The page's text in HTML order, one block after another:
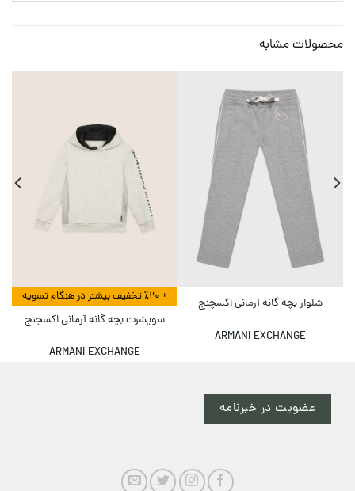
محصولات مشابه
شلوار بچه گانه آرمانی اکسچنج
ARMANI EXCHANGE
+ ٪۲۰ تخفیف بیشتر در هنگام تسویه
سویشرت بچه گانه آرمانی اکسچنج
ARMANI EXCHANGE
عضویت در خبرنامه